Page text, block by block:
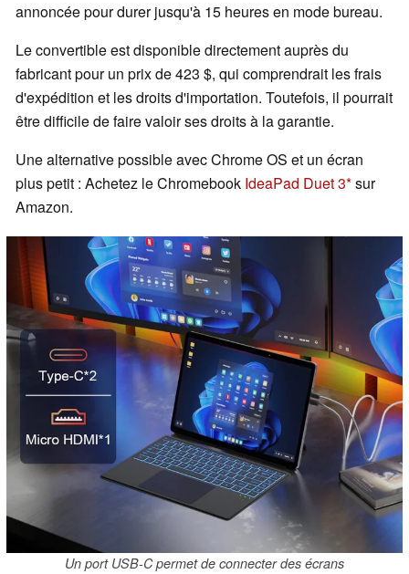
annoncée pour durer jusqu'à 15 heures en mode bureau.
Le convertible est disponible directement auprès du
fabricant pour un prix de 423 $, qui comprendrait les frais
d'expédition et les droits d'importation. Toutefois, il pourrait
être difficile de faire valoir ses droits à la garantie.
Une alternative possible avec Chrome OS et un écran
plus petit : Achetez le Chromebook IdeaPad Duet 3 sur
Amazon.
Un port USB-C permet de connecter des écrans